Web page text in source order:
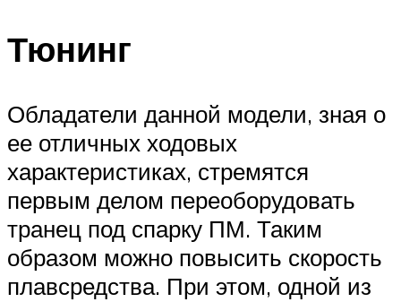
Тюнинг
Обладатели данной модели, зная о
ее отличных ходовых
характеристиках, стремятся
первым делом переоборудовать
транец под спарку ПМ. Таким
образом можно повысить скорость
плавсредства. При этом, одной из